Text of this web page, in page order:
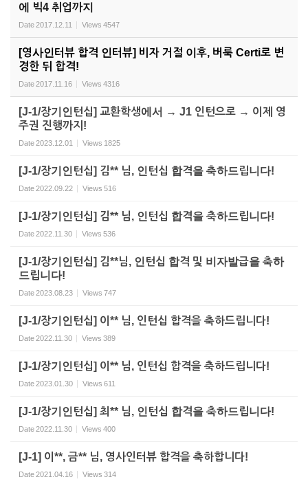
에 빅4 취업까지
Date2017.12.11 Views 4547
[영사인터뷰 합격 인터뷰] 비자 거절 이후, 버룩 Certi로 변
경한 뒤 합격!
Date2017.11.16 Views 4316
[J-1/장기인턴십] 교환학생에서 → J1 인턴으로 → 이제 영
주권 진행까지!
Date2023.12.01 Views 1825
[J-1/장기인턴십] 김** 님, 인턴십 합격을 축하드립니다!
Date2022.09.22 Views 516
[J-1/장기인턴십] 김** 님, 인턴십 합격을 축하드립니다!
Date2022.11.30 Views 536
[J-1/장기인턴십] 김**님, 인턴십 합격 및 비자발급을 축하
드립니다!
Date2023.08.23 Views 747
[J-1/장기인턴십] 이** 님, 인턴십 합격을 축하드립니다!
Date2022.11.30 Views 389
[J-1/장기인턴십] 이** 님, 인턴십 합격을 축하드립니다!
Date2023.01.30 Views 611
[J-1/장기인턴십] 최** 님, 인턴십 합격을 축하드립니다!
Date2022.11.30 Views 400
[J-1] 이**, 금** 님, 영사인터뷰 합격을 축하합니다!
Date2021.04.16 Views 314